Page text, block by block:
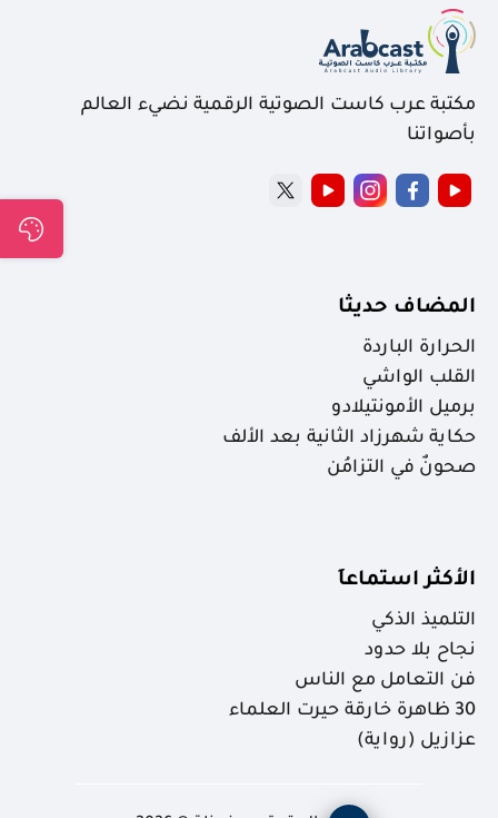
مكتبة عرب كاست الصوتية الرقمية نضيء العالم
بأصواتنا
المضاف حديثا
الحرارة الباردة
القلب الواشي
برميل الأمونتيلادو
حكاية شهرزاد الثانية بعد الألف
صحونٌ في التزامُن
الأكثر استماعاَ
التلميذ الذكي
نجاح بلا حدود
فن التعامل مع الناس
30 ظاهرة خارقة حيرت العلماء
عزازيل (رواية)